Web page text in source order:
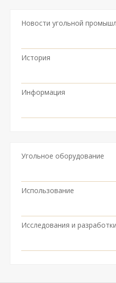
Новости угольной
История
Информация
Угольное оборудование
Использование
Исследования и разработки